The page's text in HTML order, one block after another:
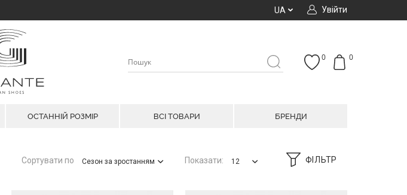
Увійти
UA
0
0
ОСТАННІЙ РОЗМІР ВСІ ТОВАРИ БРЕНДИ
ФІЛЬТР
Сортувати по Сезон за зростанням Показати: 12